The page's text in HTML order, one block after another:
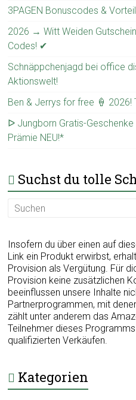
3PAGEN Bonuscodes &
2026 → Witt Weiden
Codes! ✔
Schnäppchenjagd bei office
Aktionswelt!
Ben & Jerrys for free 🍦 2026!
ᐅ Jungborn Gratis-
Prämie NEU!*
Suchst du tolle
Insofern du über einen auf
Link ein Produkt erwirbst,
Provision als Vergütung. Für
Provision keine zusätzlichen
beeinflussen unsere Inhalte
Partnerprogrammen, mit
zählt unter anderem das
Teilnehmer dieses
qualifizierten Verkäufen.
Kategorien